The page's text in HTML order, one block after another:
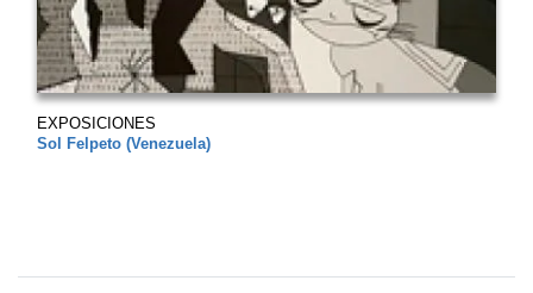
EXPOSICIONES
Sol Felpeto (Venezuela)